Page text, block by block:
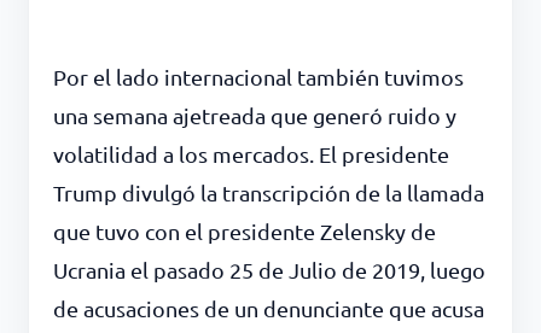
Por el lado internacional también tuvimos
una semana ajetreada que generó ruido y
volatilidad a los mercados. El presidente
Trump divulgó la transcripción de la llamada
que tuvo con el presidente Zelensky de
Ucrania el pasado 25 de Julio de 2019, luego
de acusaciones de un denunciante que acusa